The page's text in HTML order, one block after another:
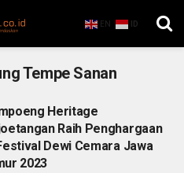
EN ID
Tempe Sanan
Heritage
Raih Penghargaan
Dewi Cemara Jawa
2023